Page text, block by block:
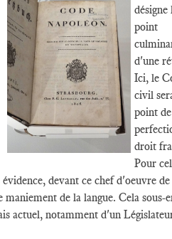
désigne
point
d'une
Ici, le
civil
point de
droit
Pour
devant ce chef d'oeuvre de
de la langue. Cela sous-
actuel, notamment d'un